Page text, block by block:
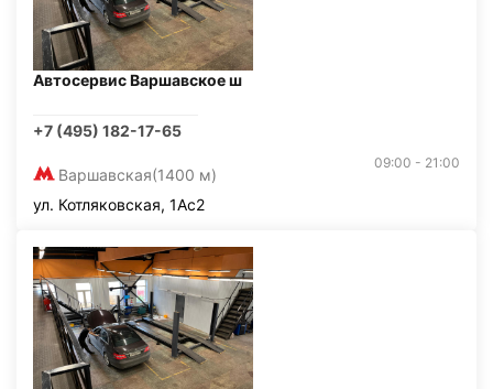
Автосервис Варшавское ш
+7 (495) 182-17-65
Варшавская(1400 м)
09:00 - 21:00
ул. Котляковская, 1Ас2